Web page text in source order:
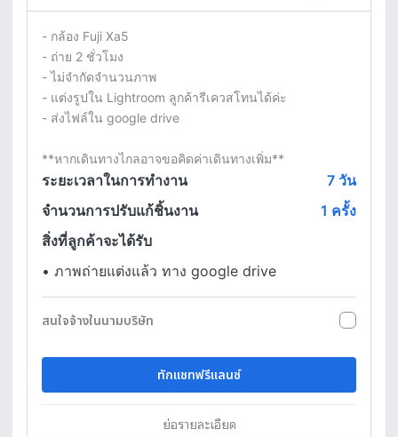
- กล้อง Fuji Xa5
- ถ่าย 2 ชั่วโมง
- ไม่จำกัดจำนวนภาพ
- แต่งรูปใน Lightroom ลูกค้ารีเควสโทนได้ค่ะ
- ส่งไฟล์ใน google drive
**หากเดินทางไกลอาจขอคิดค่าเดินทางเพิ่ม**
ระยะเวลาในการทำงาน 7 วัน
จำนวนการปรับแก้ชิ้นงาน
1 ครั้ง
สิ่งที่ลูกค้าจะได้รับ
• ภาพถ่ายแต่งแล้ว ทาง google drive
สนใจจ้างในนามบริษัท
ทักแชทฟรีแลนซ์
ย่อรายละเอียด